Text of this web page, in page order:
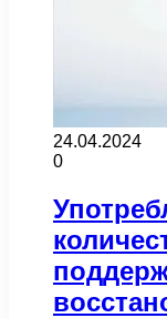
24.04.2024
0